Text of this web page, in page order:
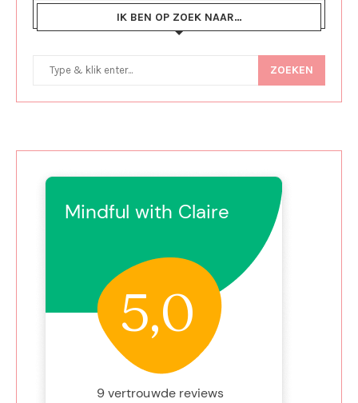
IK BEN OP ZOEK NAAR…
ZOEKEN